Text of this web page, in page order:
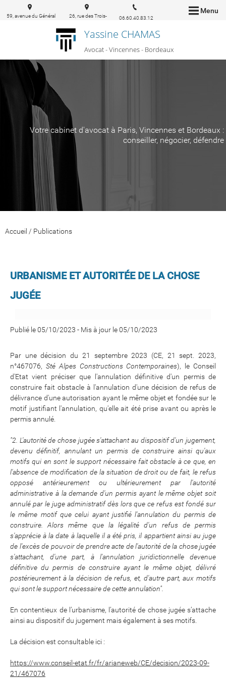
Menu
Yassine CHAMAS
Avocat - Vincennes - Bordeaux
59, avenue du Général
26, rue des Trois-
Bordeaux
06.60.40.83.12
Votre cabinet d'avocat à Paris, Vincennes et Bordeaux :
conseiller, négocier, défendre
Accueil / Publications
URBANISME ET AUTORITÉE DE LA CHOSE
JUGÉE
Publié le 05/10/2023 - Mis à jour le 05/10/2023
Par une décision du 21 septembre 2023 (CE, 21 sept. 2023,
n°467076, Sté Alpes Constructions Contemporaines), le Conseil
d'Etat vient préciser que l'annulation définitive d'un permis de
construire fait obstacle à l'annulation d'une décision de refus de
délivrance d'une autorisation ayant le même objet et fondée sur le
motif justifiant l'annulation, qu'elle ait été prise avant ou après le
permis annulé.
"2. L'autorité de chose jugée s'attachant au dispositif d'un jugement,
devenu définitif, annulant un permis de construire ainsi qu'aux
motifs qui en sont le support nécessaire fait obstacle à ce que, en
l'absence de modification de la situation de droit ou de fait, le refus
opposé antérieurement ou ultérieurement par l'autorité
administrative à la demande d'un permis ayant le même objet soit
annulé par le juge administratif dès lors que ce refus est fondé sur
le même motif que celui ayant justifié l'annulation du permis de
construire. Alors même que la légalité d'un refus de permis
s'apprécie à la date à laquelle il a été pris, il appartient ainsi au juge
de l'excès de pouvoir de prendre acte de l'autorité de la chose jugée
s'attachant, d'une part, à l'annulation juridictionnelle devenue
définitive du permis de construire ayant le même objet, délivré
postérieurement à la décision de refus, et, d'autre part, aux motifs
qui sont le support nécessaire de cette annulation".
En contentieux de l’urbanisme, l’autorité de chose jugée s’attache
ainsi au dispositif du jugement mais également à ses motifs.
La décision est consultable ici :
https://www.conseil-etat.fr/fr/arianeweb/CE/decision/2023-09-
21/467076